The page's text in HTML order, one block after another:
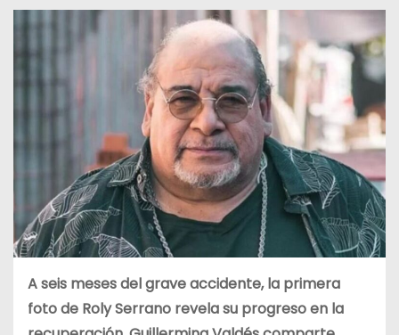
A seis meses del grave accidente, la primera
foto de Roly Serrano revela su progreso en la